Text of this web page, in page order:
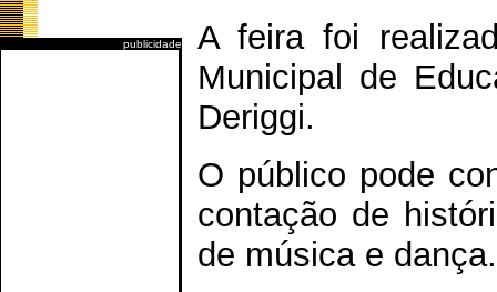
publicidade
A feira foi
Municipal de
Deriggi.
O público pode
contação de
de música e dança.